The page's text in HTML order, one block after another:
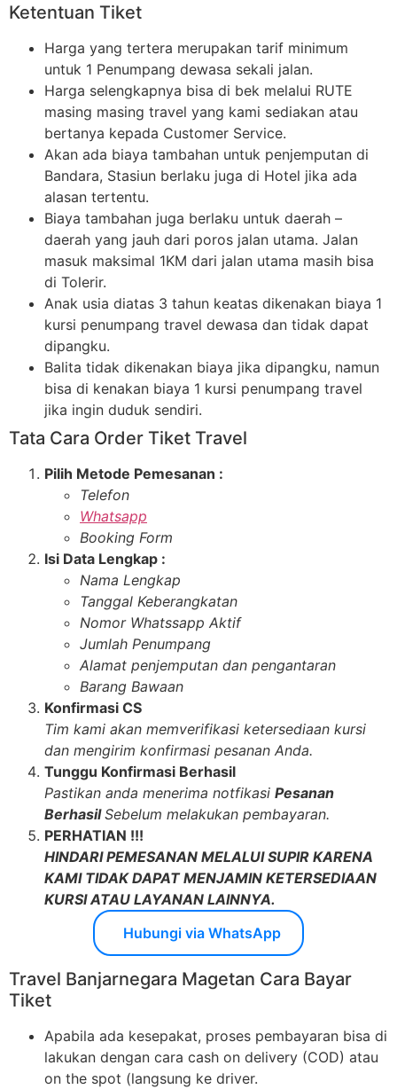
Ketentuan Tiket
Harga yang tertera merupakan tarif minimum
untuk 1 Penumpang dewasa sekali jalan.
Harga selengkapnya bisa di bek melalui RUTE
masing masing travel yang kami sediakan atau
bertanya kepada Customer Service.
Akan ada biaya tambahan untuk penjemputan di
Bandara, Stasiun berlaku juga di Hotel jika ada
alasan tertentu.
Biaya tambahan juga berlaku untuk daerah –
daerah yang jauh dari poros jalan utama. Jalan
masuk maksimal 1KM dari jalan utama masih bisa
di Tolerir.
Anak usia diatas 3 tahun keatas dikenakan biaya 1
kursi penumpang travel dewasa dan tidak dapat
dipangku.
Balita tidak dikenakan biaya jika dipangku, namun
bisa di kenakan biaya 1 kursi penumpang travel
jika ingin duduk sendiri.
Tata Cara Order Tiket Travel
Pilih Metode Pemesanan :
Telefon
Whatsapp
Booking Form
Isi Data Lengkap :
Nama Lengkap
Tanggal Keberangkatan
Nomor Whatssapp Aktif
Jumlah Penumpang
Alamat penjemputan dan pengantaran
Barang Bawaan
Konfirmasi CS
Tim kami akan memverifikasi ketersediaan kursi
dan mengirim konfirmasi pesanan Anda.
Tunggu Konfirmasi Berhasil
Pastikan anda menerima notfikasi Pesanan
BerhasilSebelum melakukan pembayaran.
PERHATIAN !!!
HINDARI PEMESANAN MELALUI SUPIR KARENA
KAMI TIDAK DAPAT MENJAMIN KETERSEDIAAN
KURSI ATAU LAYANAN LAINNYA.
Hubungi via WhatsApp
Travel Banjarnegara Magetan Cara Bayar
Tiket
Apabila ada kesepakat, proses pembayaran bisa di
lakukan dengan cara cash on delivery (COD) atau
on the spot (langsung ke driver.